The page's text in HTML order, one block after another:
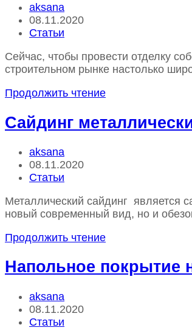
Автор
записи:
aksana
Запись
опубликована:
08.11.2020
Рубрика
Статьи
Сейчас, чтобы провести отделку
строительном рынке настолько
Продолжить чтениеСайдинг
нужно
знать
Сайдинг
Автор
записи:
aksana
Запись
опубликована:
08.11.2020
Рубрика
Статьи
Металлический сайдинг является
новый современный вид, но и
Продолжить чтениеСайдинг
Напольное покрытие
Автор
записи:
aksana
Запись
опубликована:
08.11.2020
Рубрика
Статьи